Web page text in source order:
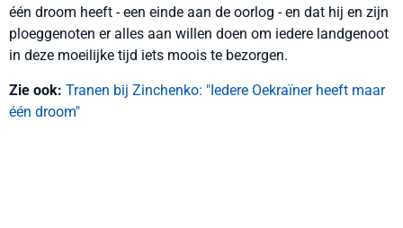
één droom heeft - een einde aan de oorlog - en dat hij en zijn
ploeggenoten er alles aan willen doen om iedere landgenoot
in deze moeilijke tijd iets moois te bezorgen.
Zie ook: Tranen bij Zinchenko: "Iedere Oekraïner heeft maar
één droom"